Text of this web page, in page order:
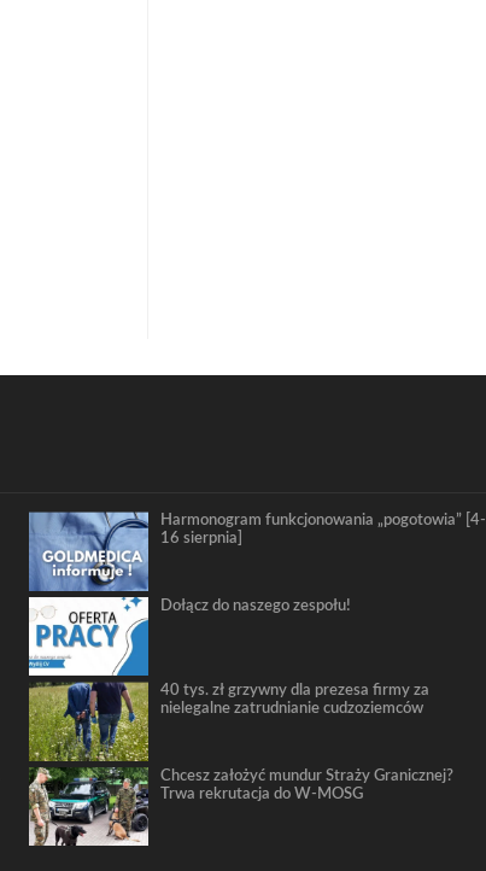
Harmonogram funkcjonowania „pogotowia” [4-
16 sierpnia]
Dołącz do naszego zespołu!
40 tys. zł grzywny dla prezesa firmy za
nielegalne zatrudnianie cudzoziemców
Chcesz założyć mundur Straży Granicznej?
Trwa rekrutacja do W-MOSG